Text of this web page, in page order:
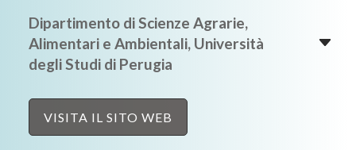
Dipartimento di Scienze Agrarie,
Alimentari e Ambientali, Università
degli Studi di Perugia
VISITA IL SITO WEB